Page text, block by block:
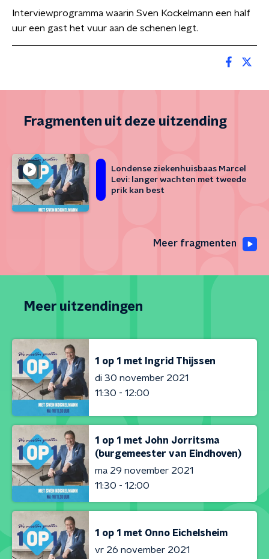
Interviewprogramma waarin Sven Kockelmann een half
uur een gast het vuur aan de schenen legt.
Fragmenten uit deze uitzending
Londense ziekenhuisbaas Marcel
Levi: langer wachten met tweede
prik kan best
Meer fragmenten
Meer uitzendingen
1 op 1 met Ingrid Thijssen
di 30 november 2021
11:30 - 12:00
1 op 1 met John Jorritsma
(burgemeester van Eindhoven)
ma 29 november 2021
11:30 - 12:00
1 op 1 met Onno Eichelsheim
vr 26 november 2021